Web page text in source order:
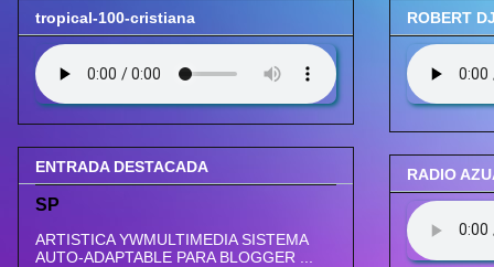
ROBERT
RADIO
tropical-100-cristiana
ENTRADA DESTACADA
SP
ARTISTICA YWMULTIMEDIA SISTEMA
AUTO-ADAPTABLE PARA BLOGGER ...